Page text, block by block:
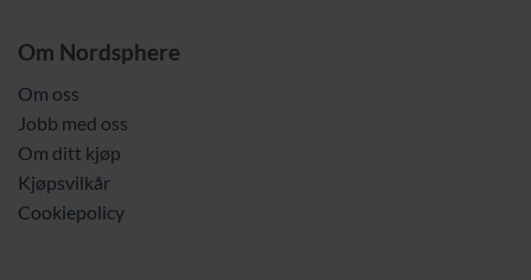
Om Nordsphere
Om oss
Jobb med oss
Om ditt kjøp
Kjøpsvilkår
Cookiepolicy